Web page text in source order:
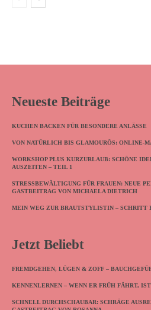
Neueste Beiträge
KUCHEN BACKEN FÜR BESONDERE ANLÄSSE
VON NATÜRLICH BIS GLAMOURÖS: ONLINE-
WORKSHOP PLUS KURZURLAUB: SCHÖNE
AUSZEITEN – TEIL 1
STRESSBEWÄLTIGUNG FÜR FRAUEN: NEUE
GASTBEITRAG VON MICHAELA DIETRICH
MEIN WEG ZUR BRAUTSTYLISTIN – SCHRITT
Jetzt Beliebt
FREMDGEHEN, LÜGEN & ZOFF –
KENNENLERNEN – WENN ER FRÜH FÄHRT,
SCHNELL DURCHSCHAUBAR: SCHRÄGE